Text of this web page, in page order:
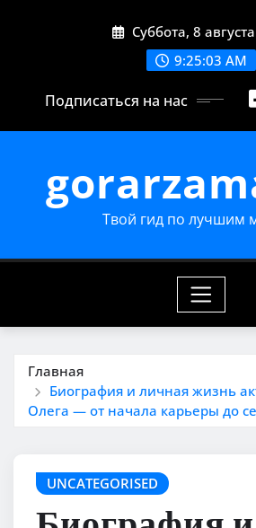
Суббота, 8
9:25:04 AM
Подписаться на нас
Твой гид по лучшим
Главная
Биография и личная жизнь
Олега — от начала карьеры до
UNCATEGORISED